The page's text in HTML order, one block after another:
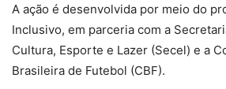
A ação é desenvolvida por meio do
Inclusivo, em parceria com a
Cultura, Esporte e Lazer (Secel) e a
Brasileira de Futebol (CBF).